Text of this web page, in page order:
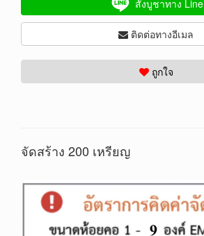
สั่งบูชาทาง Line
ติดต่อทางอีเมล
ถูกใจ
จัดสร้าง 200 เหรียญ